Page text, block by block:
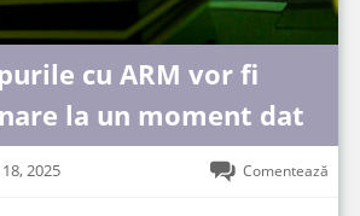
cu ARM vor fi
la un moment dat
2025 Comentează